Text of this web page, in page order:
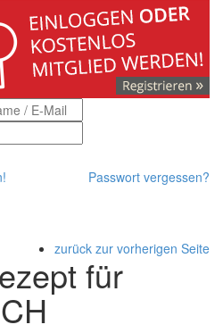
Passwort vergessen?
zurück zur vorherigen Seite
für